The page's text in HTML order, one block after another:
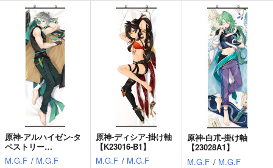
原神-アルハイゼン-タ
ペストリー
【23004A1】
M.G.F / M.G.F
原神-ディシア-掛け軸
【K23016-B1】
M.G.F / M.G.F
原神-白朮-掛け軸
【23028A1】
M.G.F / M.G.F